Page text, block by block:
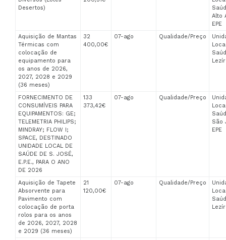
Desertos)
Alto
EPE
Aquisição de Mantas
Térmicas com
colocação de
equipamento para
os anos de 2026,
2027, 2028 e 2029
(36 meses)
32
400,00€
07-ago Qualidade/Preço
FORNECIMENTO DE
CONSUMÍVEIS PARA
EQUIPAMENTOS: GE;
TELEMETRIA PHILIPS;
MINDRAY; FLOW I;
SPACE, DESTINADO
UNIDADE LOCAL DE
SAÚDE DE S. JOSÉ,
E.P.E., PARA O ANO
DE 2026
133
373,42€
07-ago Qualidade/Preço
São
EPE
Aquisição de Tapete
Absorvente para
Pavimento com
colocação de porta
rolos para os anos
de 2026, 2027, 2028
e 2029 (36 meses)
21
120,00€
07-ago Qualidade/Preço